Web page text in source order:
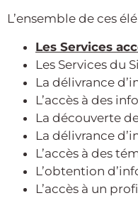
L’ensemble de ces
Les Services
Les Services du
La délivrance
L’accès à des
La découverte
La délivrance
L’accès à des
L’obtention
L’accès à un